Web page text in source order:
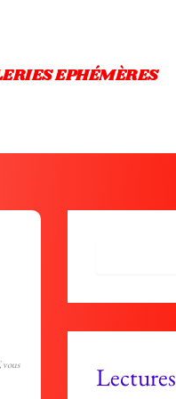
EPHÉMÈRES
vous
Lectures